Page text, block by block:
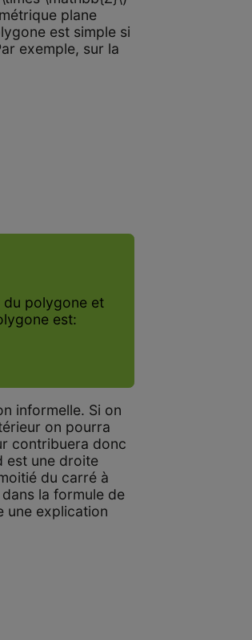
plane
est simple si
exemple, sur la
du polygone et
est:
informelle. Si on
on pourra
contribuera donc
est une droite
du carré à
la formule de
une explication